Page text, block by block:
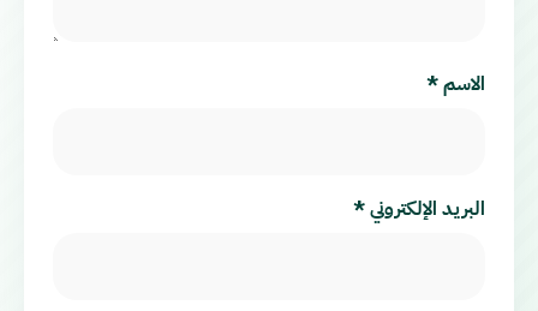
الاسم*
البريد الإلكتروني*